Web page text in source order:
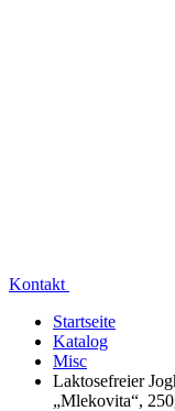
Kontakt
Startseite
Katalog
Misc
Laktosefreier
„Mlekovita“,